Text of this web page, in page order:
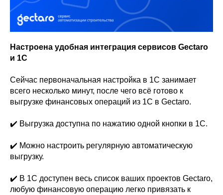
Настроена удобная интеграция сервисов Gectaro
и 1С
Сейчас первоначальная настройка в 1C занимает
всего несколько минут, после чего всё готово к
выгрузке финансовых операций из 1С в Gectaro.
✔️ Выгрузка доступна по нажатию одной кнопки в 1С.
✔️ Можно настроить регулярную автоматическую
выгрузку.
✔️ В 1С доступен весь список ваших проектов Gectaro,
любую финансовую операцию легко привязать к